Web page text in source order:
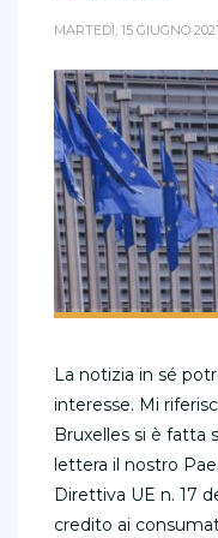
MARTEDÌ, 15 GIUGNO 2021
La notizia in sé
interesse. Mi
Bruxelles si è fatta
lettera il nostro
Direttiva UE n. 17
credito ai